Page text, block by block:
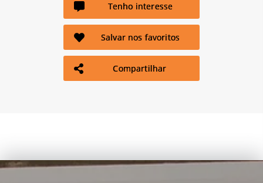
Tenho interesse
Salvar nos favoritos
Compartilhar